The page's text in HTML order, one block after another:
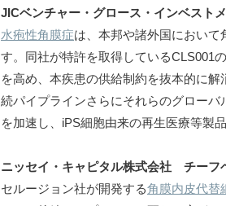
JICベンチャー・グロース・インベス
水疱性角膜症は、本邦や諸外国におい
す。同社が特許を取得しているCLS001
を高め、本疾患の供給制約を抜本的に
続パイプラインさらにそれらのグロー
を加速し、iPS細胞由来の再生医療等製
ニッセイ・キャピタル株式会社 チー
セルージョン社が開発する角膜内皮代替